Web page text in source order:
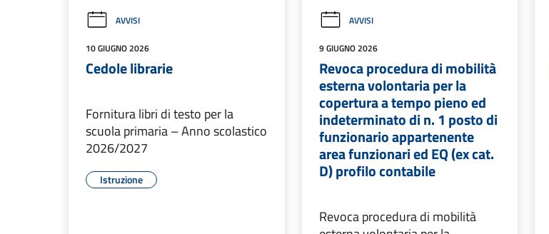
AVVISI
10 GIUGNO 2026
Cedole librarie
Fornitura libri di testo per la
scuola primaria – Anno scolastico
2026/2027
Istruzione
AVVISI
9 GIUGNO 2026
Revoca procedura di mobilità
esterna volontaria per la
copertura a tempo pieno ed
indeterminato di n. 1 posto di
funzionario appartenente
area funzionari ed EQ (ex cat.
D) profilo contabile
Revoca procedura di mobilità